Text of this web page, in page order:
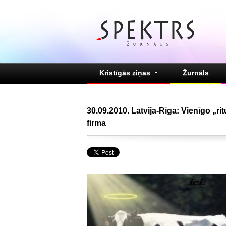
Kristīgās ziņas Žurnāls
30.09.2010. Latvija-Rīga: Vienīgo
firma